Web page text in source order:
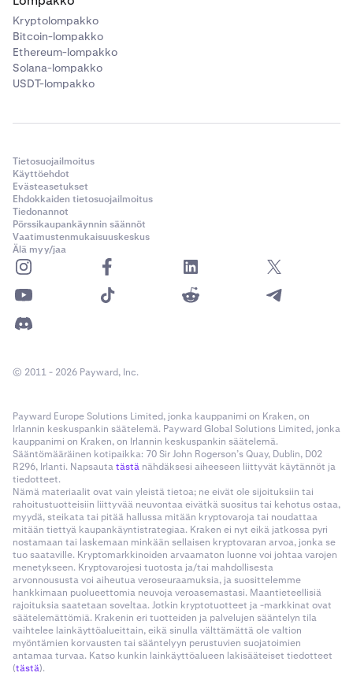
Kryptolompakko
Bitcoin-lompakko
Ethereum-lompakko
Solana-lompakko
USDT-lompakko
Tietosuojailmoitus
Käyttöehdot
Evästeasetukset
Ehdokkaiden tietosuojailmoitus
Tiedonannot
Pörssikaupankäynnin säännöt
Vaatimustenmukaisuuskeskus
Älä myy/jaa
© 2011 - 2026 Payward, Inc.
Payward Europe Solutions Limited, jonka kauppanimi on Kraken, on
Irlannin keskuspankin säätelemä. Payward Global Solutions Limited, jonka
kauppanimi on Kraken, on Irlannin keskuspankin säätelemä.
Sääntömääräinen kotipaikka: 70 Sir John Rogerson’s Quay, Dublin, D02
R296, Irlanti. Napsautatästä nähdäksesi aiheeseen liittyvät käytännöt ja
tiedotteet.
Nämä materiaalit ovat vain yleistä tietoa; ne eivät ole sijoituksiin tai
rahoitustuotteisiin liittyvää neuvontaa eivätkä suositus tai kehotus ostaa,
myydä, steikata tai pitää hallussa mitään kryptovaroja tai noudattaa
mitään tiettyä kaupankäyntistrategiaa. Kraken ei nyt eikä jatkossa pyri
nostamaan tai laskemaan minkään sellaisen kryptovaran arvoa, jonka se
tuo saataville. Kryptomarkkinoiden arvaamaton luonne voi johtaa varojen
menetykseen. Kryptovarojesi tuotosta ja/tai mahdollisesta
arvonnoususta voi aiheutua veroseuraamuksia, ja suosittelemme
hankkimaan puolueettomia neuvoja veroasemastasi. Maantieteellisiä
rajoituksia saatetaan soveltaa. Jotkin kryptotuotteet ja -markkinat ovat
säätelemättömiä. Krakenin eri tuotteiden ja palvelujen sääntelyn tila
vaihtelee lainkäyttöalueittain, eikä sinulla välttämättä ole valtion
myöntämien korvausten tai sääntelyyn perustuvien suojatoimien
antamaa turvaa. Katso kunkin lainkäyttöalueen lakisääteiset tiedotteet
(tästä).